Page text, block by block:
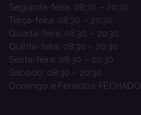
Segunda-feira: 08:30 – 20:30
Terça-feira: 08:30 – 20:30
Quarta-feira: 08:30 – 20:30
Quinta-feira: 08:30 – 20:30
Sexta-feira: 08:30 – 20:30
Sábado: 08:30 – 20:30
Domingo e Feriados: FECHADO